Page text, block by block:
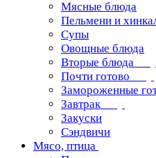
Мясные блюда
Пельмени и
Супы
Овощные блюда
Вторые блюда
Почти готово
Замороженные
Завтрак
Закуски
Сэндвичи
Мясо, птица